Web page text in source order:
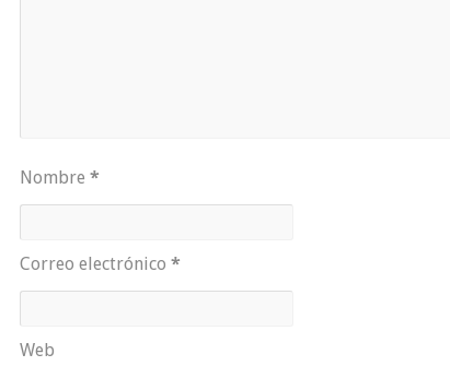
Nombre *
Correo electrónico *
Web